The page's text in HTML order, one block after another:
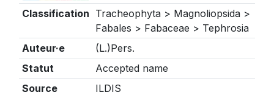
Classification Tracheophyta > Magnoliopsida >
Fabales > Fabaceae > Tephrosia
Auteur·e
(L.)Pers.
Statut
Accepted name
Source
ILDIS